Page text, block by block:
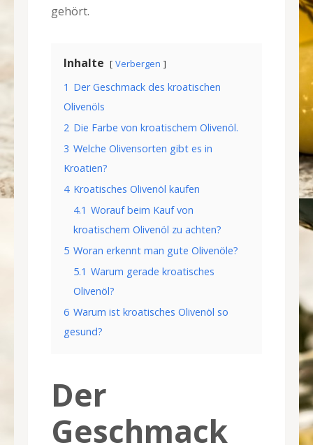
gehört.
Inhalte Verbergen
1 Der Geschmack des kroatischen
Olivenöls
2 Die Farbe von kroatischem Olivenöl.
3 Welche Olivensorten gibt es in
Kroatien?
4 Kroatisches Olivenöl kaufen
4.1 Worauf beim Kauf von
kroatischem Olivenöl zu achten?
5 Woran erkennt man gute Olivenöle?
5.1 Warum gerade kroatisches
Olivenöl?
6 Warum ist kroatisches Olivenöl so
gesund?
Der
Geschmack